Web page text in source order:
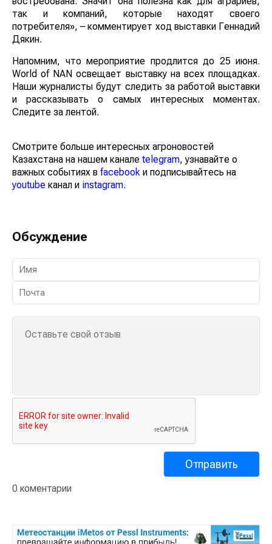
так и компаний, которые находят своего
потребителя», – комментирует ход выставки Геннадий
Дякин.
Напомним, что мероприятие продлится до 25 июня.
World of NAN освещает выставку на всех площадках.
Наши журналисты будут следить за работой выставки
и рассказывать о самых интересных моментах.
Следите за лентой.
Смотрите больше интересных агроновостей
Казахстана на нашем канале telegram, узнавайте о
важных событиях в facebook и подписывайтесь на
youtube канал и instagram.
Обсуждение
0 коментарии